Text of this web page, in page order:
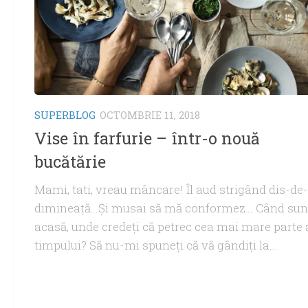
SUPERBLOG OCTOMBRIE 11, 2018
Vise în farfurie – într-o nouă
bucătărie
Mami, tati, vreau mâncare! Îl aud strigând dis-de-
dimineaţă…Şi musai să mă conformez… Când
acasă, unde credeţi că petrec cea mai mare parte
timpului? Să nu-mi spuneți că vă gândiţi la...